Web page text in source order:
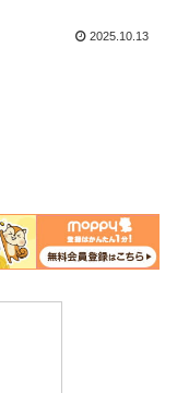
2025.10.13